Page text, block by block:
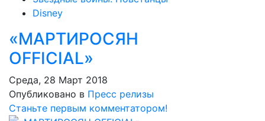
Disney
«МАРТИРОСЯН
OFFICIAL»
Среда, 28 Март 2018
Опубликовано в Пресс релизы
Станьте первым комментатором!